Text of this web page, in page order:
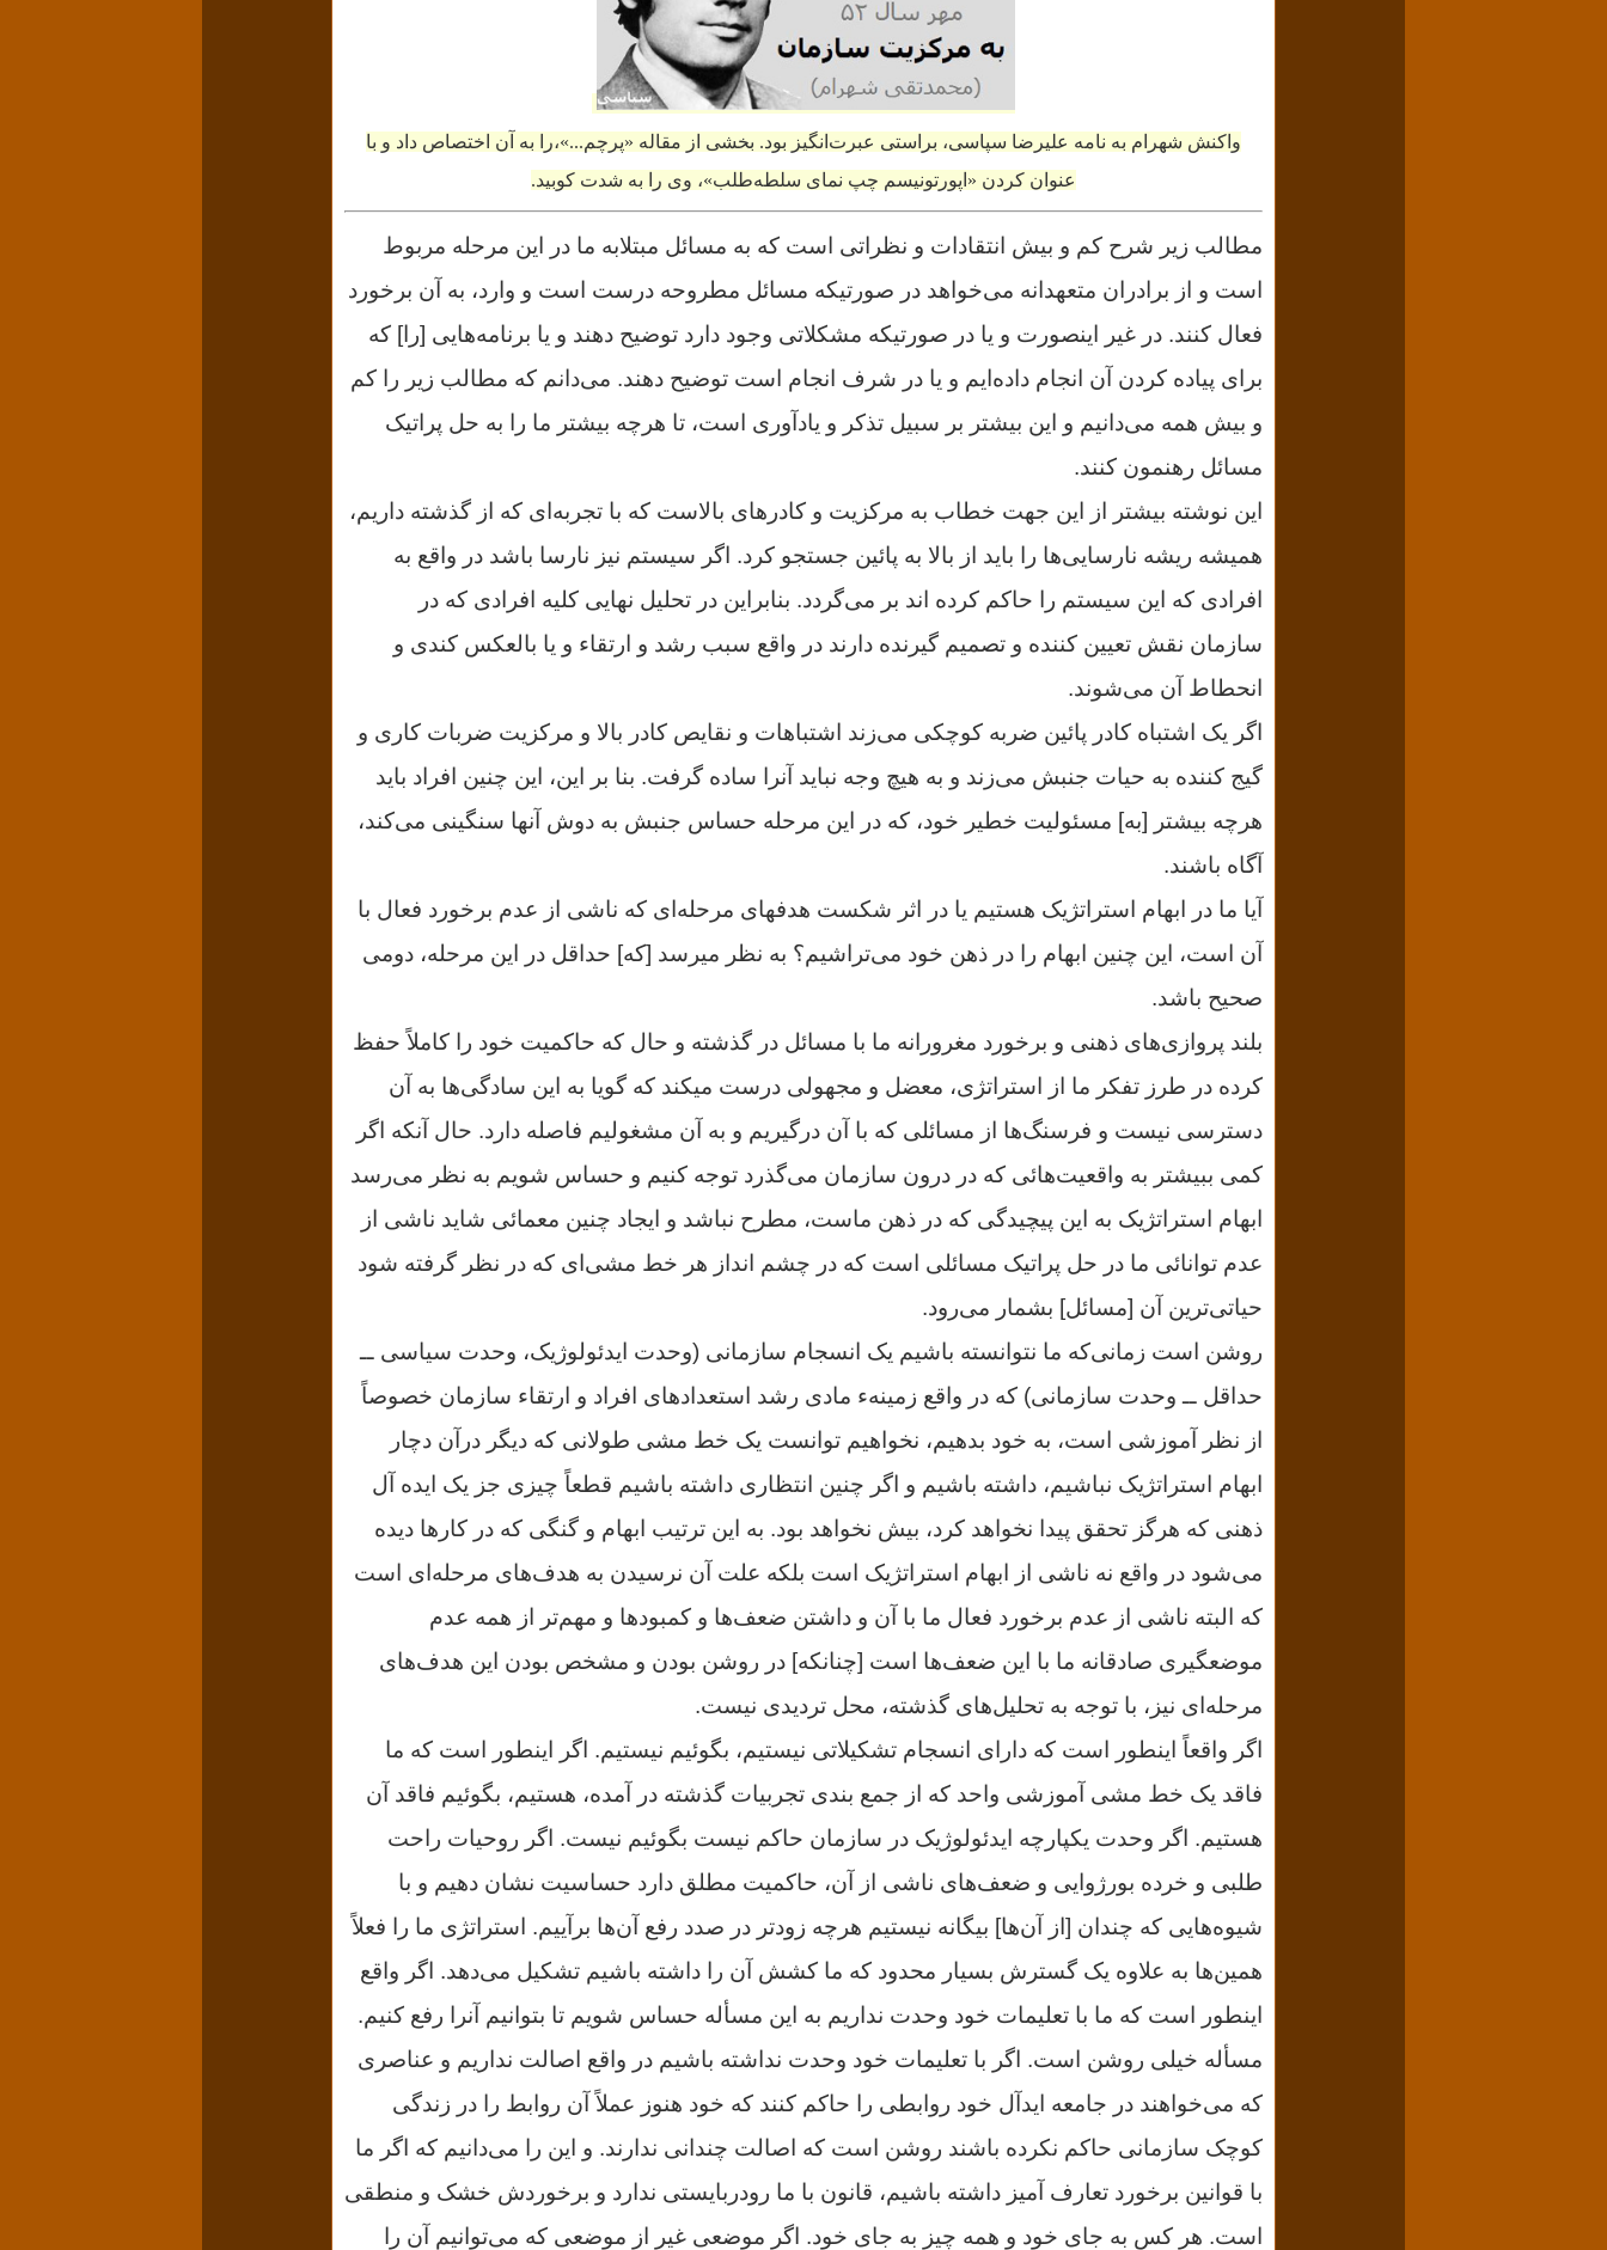
واکنش شهرام به نامه علیرضا سپاسی، براستی عبرت‌انگیز بود. بخشی از مقاله «پرچم...»،را به آن اختصاص داد و با
عنوان کردن «اپورتونیسم چپ نمای سلطه‌طلب»، وی را به شدت کوبید.
مطالب زیر شرح کم و بیش انتقادات و نظراتى است که به مسائل مبتلابه ما در این مرحله مربوط
است و از برادران متعهدانه می‌خواهد در صورتیکه مسائل مطروحه درست است و وارد، به آن برخورد
فعال کنند. در غیر اینصورت و یا در صورتیکه مشکلاتى وجود دارد توضیح دهند و یا برنامه‌هایى [را] که
براى پیاده کردن آن انجام داده‌ایم و یا در شرف انجام است توضیح دهند. می‌دانم که مطالب زیر را کم
و بیش همه می‌دانیم و این بیشتر بر سبیل تذکر و یادآورى است، تا هرچه بیشتر ما را به حل پراتیک
مسائل رهنمون کنند.
این نوشته بیشتر از این جهت خطاب به مرکزیت و کادرهاى بالاست که با تجربه‌اى که از گذشته داریم،
همیشه ریشه نارسایى‌ها را باید از بالا به پائین جستجو کرد. اگر سیستم نیز نارسا باشد در واقع به
افرادى که این سیستم را حاکم کرده اند بر می‌گردد. بنابراین در تحلیل نهایى کلیه افرادى که در
سازمان نقش تعیین کننده و تصمیم گیرنده دارند در واقع سبب رشد و ارتقاء و یا بالعکس کندى و
انحطاط آن می‌شوند.
اگر یک اشتباه کادر پائین ضربه کوچکى می‌زند اشتباهات و نقایص کادر بالا و مرکزیت ضربات کارى و
گیج کننده به حیات جنبش می‌زند و به هیچ وجه نباید آنرا ساده گرفت. بنا بر این، این چنین افراد باید
هرچه بیشتر [به] مسئولیت خطیر خود، که در این مرحله حساس جنبش به دوش آنها سنگینى می‌کند،
آگاه باشند.
آیا ما در ابهام استراتژیک هستیم یا در اثر شکست هدفهاى مرحله‌اى که ناشى از عدم برخورد فعال با
آن است، این چنین ابهام را در ذهن خود می‌تراشیم؟ به نظر میرسد [که] حداقل در این مرحله، دومى
صحیح باشد.
بلند پروازی‌هاى ذهنى و برخورد مغرورانه ما با مسائل در گذشته و حال که حاکمیت خود را کاملاً حفظ
کرده در طرز تفکر ما از استراتژى، معضل و مجهولى درست میکند که گویا به این سادگى‌ها به آن
دسترسى نیست و فرسنگ‌ها از مسائلى که با آن درگیریم و به آن مشغولیم فاصله دارد. حال آنکه اگر
کمى ببیشتر به واقعیت‌هائى که در درون سازمان می‌گذرد توجه کنیم و حساس شویم به نظر می‌رسد
ابهام استراتژیک به این پیچیدگى که در ذهن ماست، مطرح نباشد و ایجاد چنین معمائى شاید ناشى از
عدم توانائى ما در حل پراتیک مسائلى است که در چشم انداز هر خط مشى‌اى که در نظر گرفته شود
حیاتى‌ترین آن [مسائل] بشمار می‌رود.
روشن است زمانی‌که ما نتوانسته باشیم یک انسجام سازمانى (وحدت ایدئولوژیک، وحدت سیاسى ــ
حداقل ــ وحدت سازمانى) که در واقع زمینهء مادى رشد استعدادهاى افراد و ارتقاء سازمان خصوصاً
از نظر آموزشى است، به خود بدهیم، نخواهیم توانست یک خط مشى طولانى که دیگر درآن دچار
ابهام استراتژیک نباشیم، داشته باشیم و اگر چنین انتظارى داشته باشیم قطعاً چیزى جز یک ایده آل
ذهنى که هرگز تحقق پیدا نخواهد کرد، بیش نخواهد بود. به این ترتیب ابهام و گنگى که در کارها دیده
می‌شود در واقع نه ناشى از ابهام استراتژیک است بلکه علت آن نرسیدن به هدف‌هاى مرحله‌اى است
که البته ناشى از عدم برخورد فعال ما با آن و داشتن ضعف‌ها و کمبودها و مهم‌تر از همه عدم
موضعگیرى صادقانه ما با این ضعف‌ها است [چنانکه] در روشن بودن و مشخص بودن این هدف‌هاى
مرحله‌اى نیز، با توجه به تحلیل‌هاى گذشته، محل تردیدى نیست.
اگر واقعاً اینطور است که داراى انسجام تشکیلاتى نیستیم، بگوئیم نیستیم. اگر اینطور است که ما
فاقد یک خط مشى آموزشى واحد که از جمع بندى تجربیات گذشته در آمده، هستیم، بگوئیم فاقد آن
هستیم. اگر وحدت یکپارچه ایدئولوژیک در سازمان حاکم نیست بگوئیم نیست. اگر روحیات راحت
طلبى و خرده بورژوایى و ضعف‌هاى ناشى از آن، حاکمیت مطلق دارد حساسیت نشان دهیم و با
شیوه‌هایى که چندان [از آن‌ها] بیگانه نیستیم هرچه زودتر در صدد رفع آن‌ها برآییم. استراتژى ما را فعلاً
همین‌ها به علاوه یک گسترش بسیار محدود که ما کشش آن را داشته باشیم تشکیل می‌دهد. اگر واقع
اینطور است که ما با تعلیمات خود وحدت نداریم به این مسأله حساس شویم تا بتوانیم آنرا رفع کنیم.
مسأله خیلى روشن است. اگر با تعلیمات خود وحدت نداشته باشیم در واقع اصالت نداریم و عناصرى
که می‌خواهند در جامعه ایدآل خود روابطى را حاکم کنند که خود هنوز عملاً آن روابط را در زندگى
کوچک سازمانى حاکم نکرده باشند روشن است که اصالت چندانى ندارند. و این را می‌دانیم که اگر ما
با قوانین برخورد تعارف آمیز داشته باشیم، قانون با ما رودربایستى ندارد و برخوردش خشک و منطقى
است. هر کس به جاى خود و همه چیز به جاى خود. اگر موضعى غیر از موضعى که می‌توانیم آن را